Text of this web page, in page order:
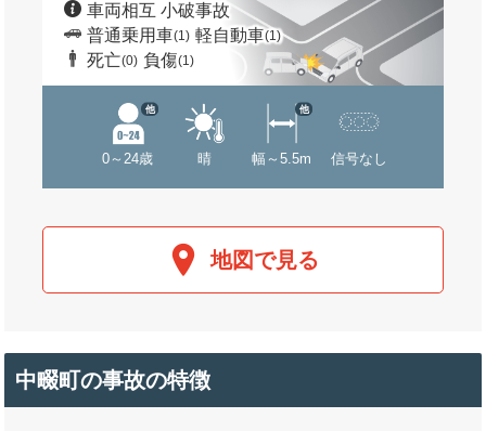
車両相互 小破事故
普通乗用車(1) 軽自動車(1)
死亡(0) 負傷(1)
0～24歳
他
晴 幅～5.5m
他
信号なし
地図で見る
中畷町の事故の特徴